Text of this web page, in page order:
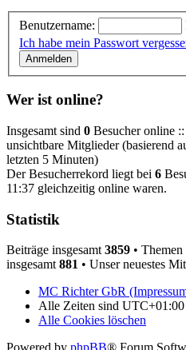
Benutzername:
Ich habe mein Passwort
Wer ist online?
Insgesamt sind 0 Besucher online
unsichtbare Mitglieder (basierend
letzten 5 Minuten)
Der Besucherrekord liegt bei 6
11:37 gleichzeitig online waren.
Statistik
Beiträge insgesamt 3859 •
insgesamt 881 • Unser neuestes
MC Richter GbR
Alle Zeiten sind UTC+01:00
Alle Cookies löschen